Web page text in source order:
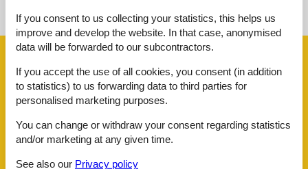
See the course of the sun around the object 😎
AccommodationFacilities
Bike friendly
Credit cards
Hiker friendly
If you consent to us collecting your statistics, this helps us
improve and develop the website. In that case, anonymised
data will be forwarded to our subcontractors.
If you accept the use of all cookies, you consent (in addition
to statistics) to us forwarding data to third parties for
personalised marketing purposes.
You can change or withdraw your consent regarding statistics
and/or marketing at any given time.
See also our Privacy policy